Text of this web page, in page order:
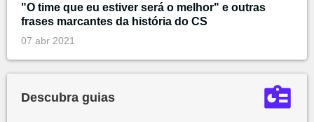
"O time que eu estiver será o melhor" e outras
frases marcantes da história do CS
07 abr 2021
Descubra guias